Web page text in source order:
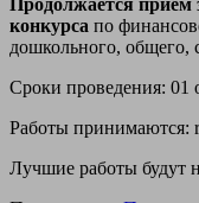
Продолжается приём
конкурса по
дошкольного, общего,
Сроки проведения: 01
Работы принимаются:
Лучшие работы будут